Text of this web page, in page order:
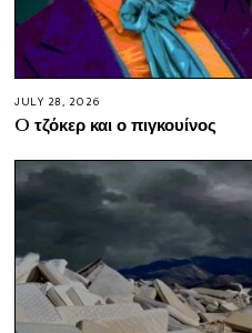
JULY 28, 2026
O τζόκερ και ο πιγκουίνος